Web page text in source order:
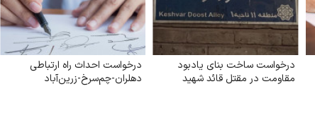
درخواست ساخت بنای یادبود
مقاومت در مقتل قائد شهید
درخواست احداث راه ارتباطی
دهلران-چم‌سرخ-زرین‌آباد